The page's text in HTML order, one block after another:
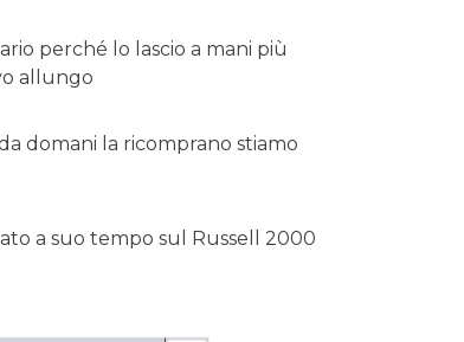
perché lo lascio a mani più
allungo
domani la ricomprano stiamo
a suo tempo sul Russell 2000